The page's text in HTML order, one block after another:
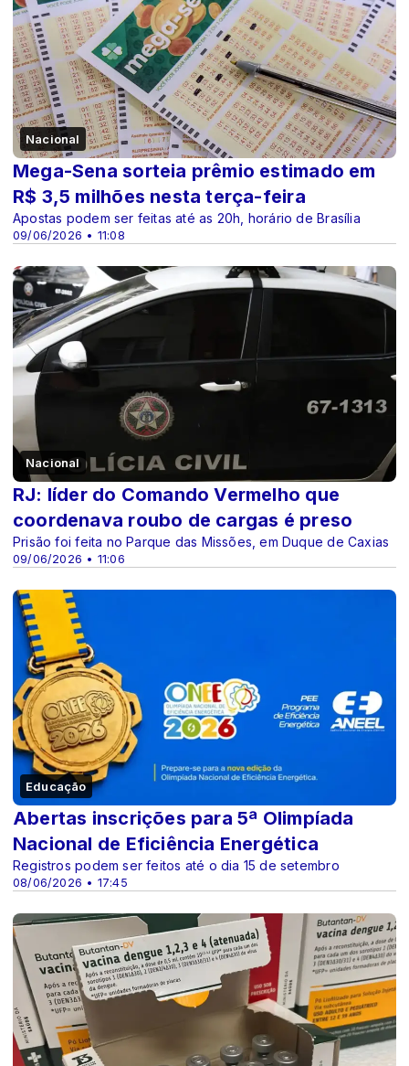
Nacional
09/06/2026 • 11:08
Mega-Sena sorteia prêmio estimado em
R$ 3,5 milhões nesta terça-feira
Apostas podem ser feitas até as 20h, horário de Brasília
Nacional
09/06/2026 • 11:06
RJ: líder do Comando Vermelho que
coordenava roubo de cargas é preso
Prisão foi feita no Parque das Missões, em Duque de Caxias
Educação
08/06/2026 • 17:45
Abertas inscrições para 5ª Olimpíada
Nacional de Eficiência Energética
Registros podem ser feitos até o dia 15 de setembro